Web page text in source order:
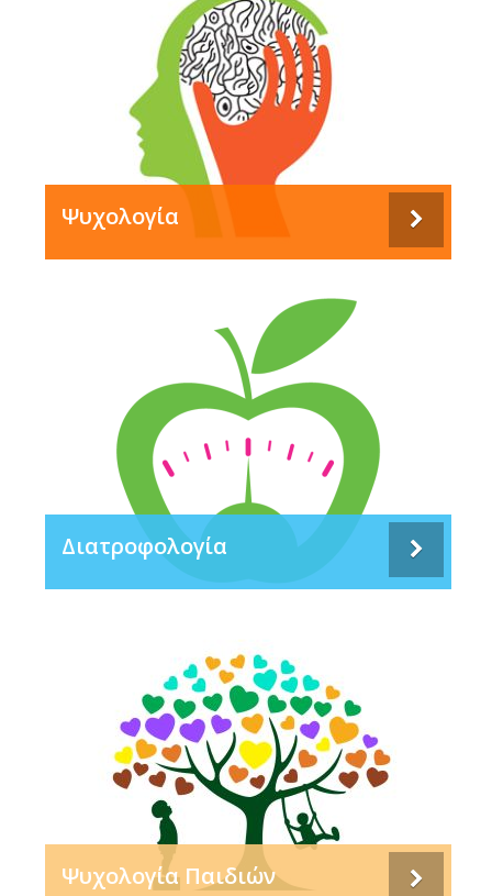
Ψυχολογία
Διατροφολογία
Ψυχολογία Παιδιών